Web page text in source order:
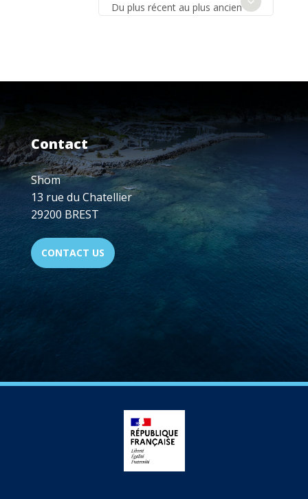
Du plus récent au plus ancien
Contact
Shom
13 rue du Chatellier
29200 BREST
CONTACT US